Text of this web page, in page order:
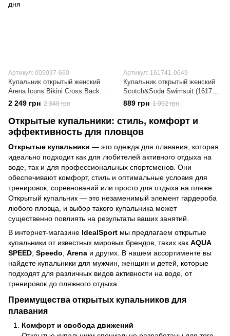
Артикул: 005037-660
Купальник открытый женский
Arena Icons Bikini Cross Back
Solid (005037-660)
2 249 грн 2 340 грн
Артикул: 161741-0649
Купальник открытый женский
Scotch&Soda Swimsuit (161741-
0649)
889 грн 1 092 грн
Открытые купальники: стиль, комфорт и
эффективность для пловцов
Открытые купальники — это одежда для плавания, которая
идеально подходит как для любителей активного отдыха на
воде, так и для профессиональных спортсменов. Они
обеспечивают комфорт, стиль и оптимальные условия для
тренировок, соревнований или просто для отдыха на пляже.
Открытый купальник — это незаменимый элемент гардероба
любого пловца, и выбор такого купальника может
существенно повлиять на результаты ваших занятий.
В интернет-магазине IdealSport мы предлагаем открытые
купальники от известных мировых брендов, таких как AQUA
SPEED, Speedo, Arena и других. В нашем ассортименте вы
найдете купальники для мужчин, женщин и детей, которые
подходят для различных видов активности на воде, от
тренировок до пляжного отдыха.
Преимущества открытых купальников для
плавания
Комфорт и свобода движений